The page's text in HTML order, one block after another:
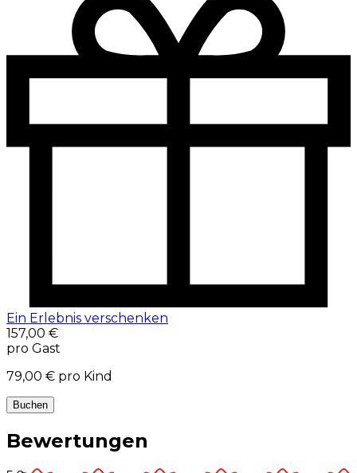
Ein Erlebnis verschenken
157,00 €
pro Gast
79,00 € pro Kind
Buchen
Bewertungen